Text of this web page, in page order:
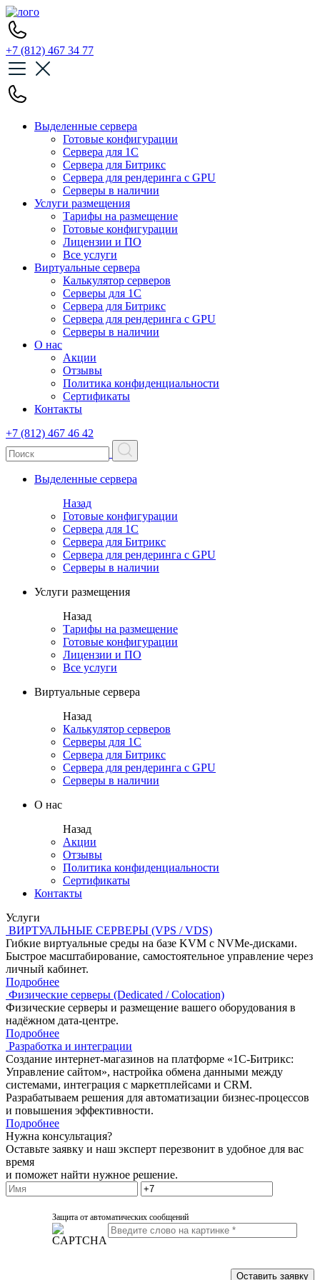
+7 (812) 467 34 77
Выделенные сервера
Готовые конфигурации
Сервера для 1С
Сервера для Битрикс
Сервера для рендеринга с GPU
Серверы в наличии
Услуги размещения
Тарифы на размещение
Готовые конфигурации
Лицензии и ПО
Все услуги
Виртуальные сервера
Калькулятор серверов
Серверы для 1С
Сервера для Битрикс
Сервера для рендеринга с GPU
Серверы в наличии
О нас
Акции
Отзывы
Политика конфиденциальности
Сертификаты
Контакты
+7 (812) 467 46 42
Выделенные сервера
Назад
Готовые конфигурации
Сервера для 1С
Сервера для Битрикс
Сервера для рендеринга с GPU
Серверы в наличии
Услуги размещения
Назад
Тарифы на размещение
Готовые конфигурации
Лицензии и ПО
Все услуги
Виртуальные сервера
Назад
Калькулятор серверов
Серверы для 1С
Сервера для Битрикс
Сервера для рендеринга с GPU
Серверы в наличии
О нас
Назад
Акции
Отзывы
Политика конфиденциальности
Сертификаты
Контакты
Услуги
ВИРТУАЛЬНЫЕ СЕРВЕРЫ (VPS / VDS)
Гибкие виртуальные среды на базе KVM с NVMe-дисками.
Быстрое масштабирование, самостоятельное управление через
личный кабинет.
Подробнее
Физические серверы (Dedicated / Colocation)
Физические серверы и размещение вашего оборудования в
надёжном дата-центре.
Подробнее
Разработка и интеграции
Создание интернет-магазинов на платформе «1С-Битрикс:
Управление сайтом», настройка обмена данными между
системами, интеграция с маркетплейсами и CRM.
Разрабатываем решения для автоматизации бизнес-процессов
и повышения эффективности.
Подробнее
Нужна консультация?
Оставьте заявку и наш эксперт перезвонит в удобное для вас
время
и поможет найти нужное решение.
Защита от автоматических сообщений